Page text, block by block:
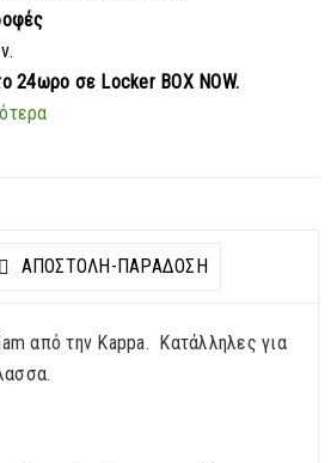
24ωρο σε Locker BOX NOW.
ΑΠΟΣΤΟΛΉ-ΠΑΡΆΔΟΣΗ
από την Kappa. Κατάλληλες για